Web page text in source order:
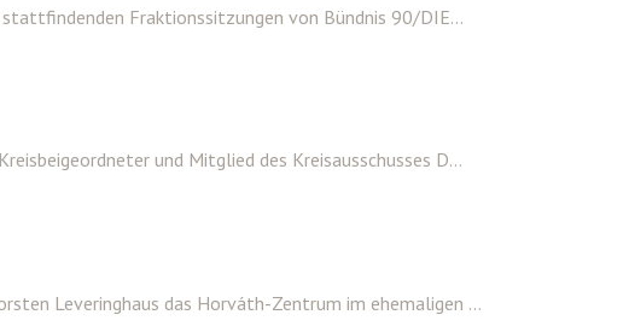
Fraktionssitzungen von Bündnis 90/DIE...
und Mitglied des Kreisausschusses D...
Leveringhaus das Horváth-Zentrum im ehemaligen ...